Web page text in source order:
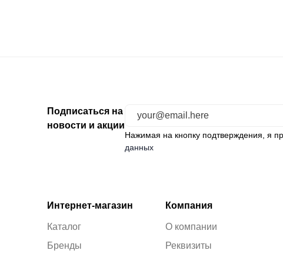
Подписаться на
новости и акции
Нажимая на кнопку подтверждения, я
данных
Интернет-магазин
Каталог
Бренды
Компания
О компании
Реквизиты